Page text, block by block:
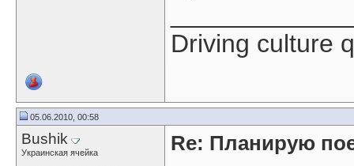
Driving culture
05.06.2010, 00:58
Bushik
Украинская ячейка
Re: Планирую